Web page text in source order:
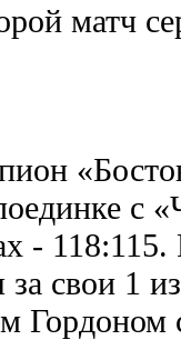
матч
с
-
за свои 1
Гордоном